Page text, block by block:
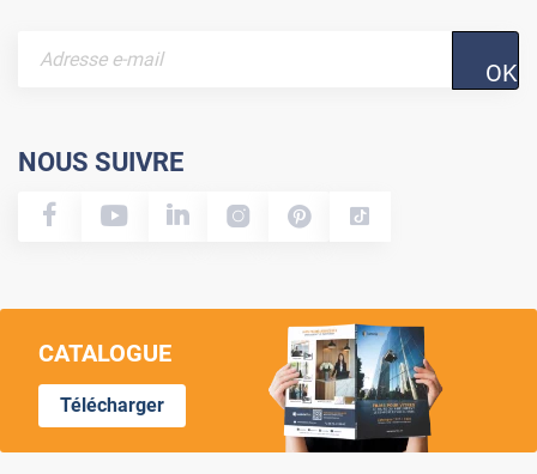
OK
NOUS SUIVRE
CATALOGUE
Télécharger